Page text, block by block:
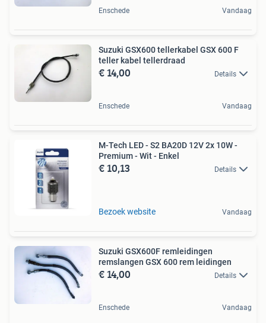
Enschede Vandaag
Suzuki GSX600 tellerkabel GSX 600 F
teller kabel tellerdraad
€ 14,00 Details
Enschede Vandaag
M-Tech LED - S2 BA20D 12V 2x 10W -
Premium - Wit - Enkel
€ 10,13 Details
Bezoek website Vandaag
Suzuki GSX600F remleidingen
remslangen GSX 600 rem leidingen
€ 14,00 Details
Enschede Vandaag